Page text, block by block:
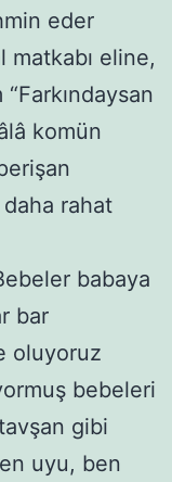
eder
matkabı eline,
komün
rahat
babaya
bar
oluyoruz
bebeleri
gibi
uyu, ben